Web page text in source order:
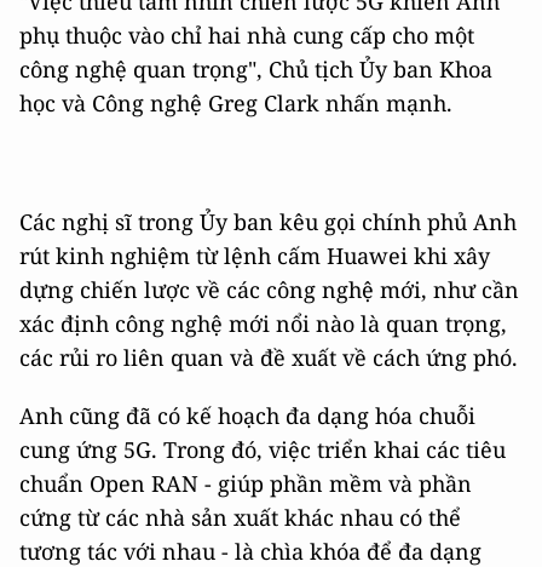
phụ thuộc vào chỉ hai nhà cung cấp cho một
công nghệ quan trọng", Chủ tịch Ủy ban Khoa
học và Công nghệ Greg Clark nhấn mạnh.
Các nghị sĩ trong Ủy ban kêu gọi chính phủ Anh
rút kinh nghiệm từ lệnh cấm Huawei khi xây
dựng chiến lược về các công nghệ mới, như cần
xác định công nghệ mới nổi nào là quan trọng,
các rủi ro liên quan và đề xuất về cách ứng phó.
Anh cũng đã có kế hoạch đa dạng hóa chuỗi
cung ứng 5G. Trong đó, việc triển khai các tiêu
chuẩn Open RAN - giúp phần mềm và phần
cứng từ các nhà sản xuất khác nhau có thể
tương tác với nhau - là chìa khóa để đa dạng